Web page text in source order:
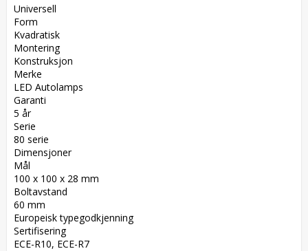
Universell
Form
Kvadratisk
Montering
Konstruksjon
Merke
LED Autolamps
Garanti
5 år
Serie
80 serie
Dimensjoner
Mål
100 x 100 x 28 mm
Boltavstand
60 mm
Europeisk typegodkjenning
Sertifisering
ECE-R10, ECE-R7